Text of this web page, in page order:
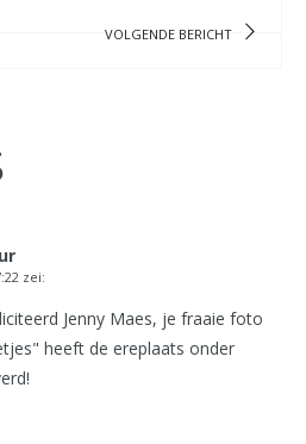
VOLGENDE BERICHT
zei:
Jenny Maes, je fraaie foto
heeft de ereplaats onder